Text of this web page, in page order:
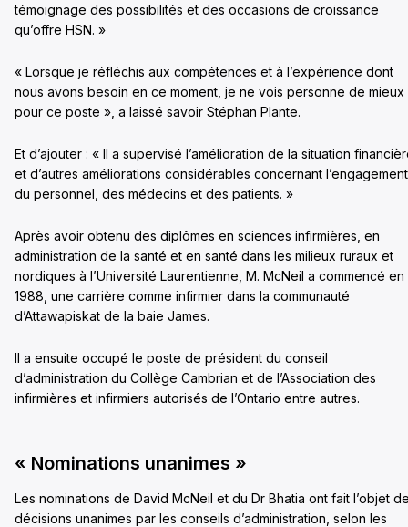
témoignage des possibilités et des occasions de croissance
qu’offre HSN. »
« Lorsque je réfléchis aux compétences et à l’expérience dont
nous avons besoin en ce moment, je ne vois personne de mieux
pour ce poste », a laissé savoir Stéphan Plante.
Et d’ajouter : « Il a supervisé l’amélioration de la situation
et d’autres améliorations considérables concernant l’engagement
du personnel, des médecins et des patients. »
Après avoir obtenu des diplômes en sciences infirmières, en
administration de la santé et en santé dans les milieux ruraux et
nordiques à l’Université Laurentienne, M. McNeil a commencé en
1988, une carrière comme infirmier dans la communauté
d’Attawapiskat de la baie James.
Il a ensuite occupé le poste de président du conseil
d’administration du Collège Cambrian et de l’Association des
infirmières et infirmiers autorisés de l’Ontario entre autres.
« Nominations unanimes »
Les nominations de David McNeil et du Dr Bhatia ont fait l’objet
décisions unanimes par les conseils d’administration, selon les